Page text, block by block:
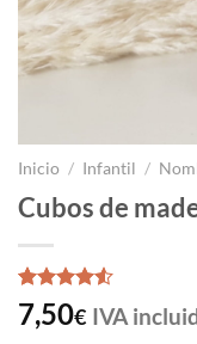
Inicio / Infantil /
Cubos de
Valorado
con4.5
2
7,50€ IVA